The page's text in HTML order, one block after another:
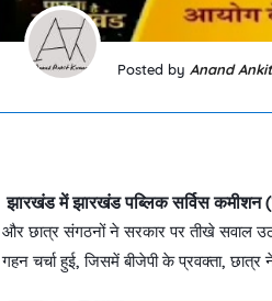
Posted byAnand
झारखंड में झारखंड पब्लिक सर्विस कमीशन
और छात्र संगठनों ने सरकार पर तीखे सवाल
गहन चर्चा हुई, जिसमें बीजेपी के प्रवक्ता, छात्र